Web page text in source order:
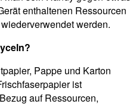
enthaltenen Ressourcen
werden.
Pappe und Karton
ist
auf Ressourcen,